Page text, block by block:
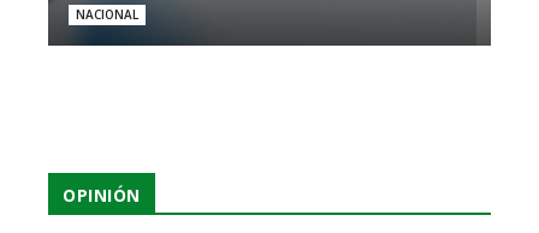
NACIONAL
OPINIÓN